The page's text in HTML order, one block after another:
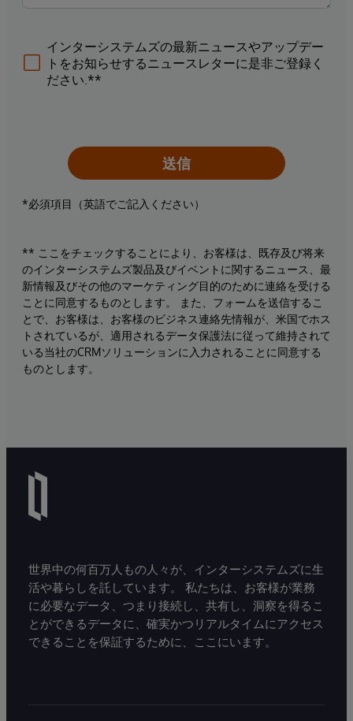
インターシステムズの最新ニュースやアップデー
トをお知らせするニュースレターに是非ご登録く
ださい.**
送信
*必須項目（英語でご記入ください）
** ここをチェックすることにより、お客様は、既存及び将来
のインターシステムズ製品及びイベントに関するニュース、最
新情報及びその他のマーケティング目的のために連絡を受ける
ことに同意するものとします。 また、フォームを送信するこ
とで、お客様は、お客様のビジネス連絡先情報が、米国でホス
トされているが、適用されるデータ保護法に従って維持されて
いる当社のCRMソリューションに入力されることに同意する
ものとします。
世界中の何百万人もの人々が、インターシステムズに生
活や暮らしを託しています。 私たちは、お客様が業務
に必要なデータ、つまり接続し、共有し、洞察を得るこ
とができるデータに、確実かつリアルタイムにアクセス
できることを保証するために、ここにいます。